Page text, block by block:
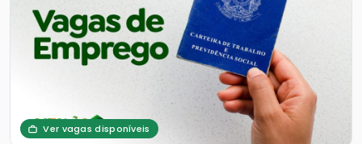
Ver vagas disponíveis